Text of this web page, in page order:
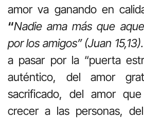
amor va ganando en
“Nadie ama más que
por los amigos” (Juan
a pasar por la “puerta
auténtico, del amor
sacrificado, del amor
crecer a las personas,